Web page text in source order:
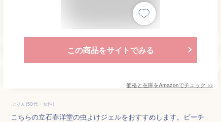
この商品をサイトでみる
価格と在庫をAmazonでチェック >>
ぷりん(50代・女性)
こちらの立石春洋堂の虫よけジェルをおすすめします。ピーチ